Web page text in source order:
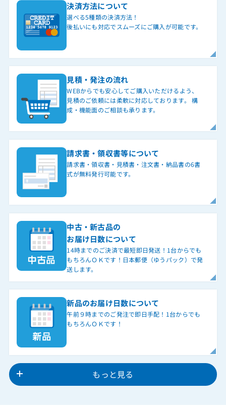
決済方法について
選べる5種類の決済方法！
後払いにも対応でスムーズにご購入が可能です。
見積・発注の流れ
WEBからでも安心してご購入いただけるよう、
見積のご依頼には柔軟に対応しております。 構
成・機能面のご相談も承ります。
請求書・領収書等について
請求書・領収書・見積書・注文書・納品書の6書
式が無料発行可能です。
中古・新古品の
お届け日数について
14時までのご決済で最短即日発送！1台からでも
もちろんＯＫです！日本郵便（ゆうパック）で発
送します。
新品のお届け日数について
午前９時までのご発注で即日手配！1台からでも
もちろんＯＫです！
もっと見る